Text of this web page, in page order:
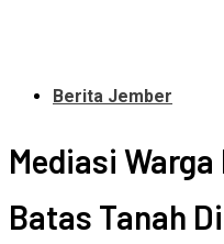
Berita Jember
Mediasi
Batas Tanah